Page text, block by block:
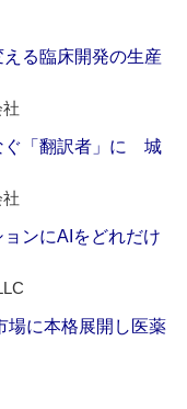
える臨床開発の生産
ぐ「翻訳者」に 城
ンにAIをどれだけ
場に本格展開し医薬